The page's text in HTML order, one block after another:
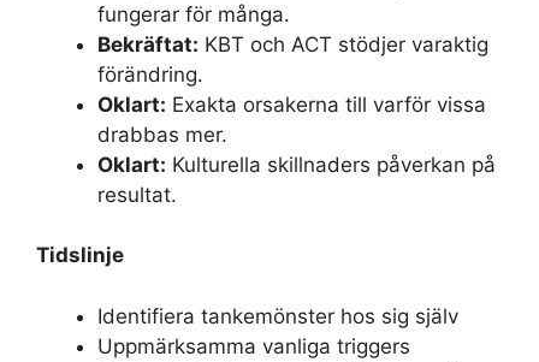
fungerar för många.
Bekräftat: KBT och ACT stödjer varaktig
förändring.
Oklart: Exakta orsakerna till varför vissa
drabbas mer.
Oklart: Kulturella skillnaders påverkan på
resultat.
Tidslinje
Identifiera tankemönster hos sig själv
Uppmärksamma vanliga triggers